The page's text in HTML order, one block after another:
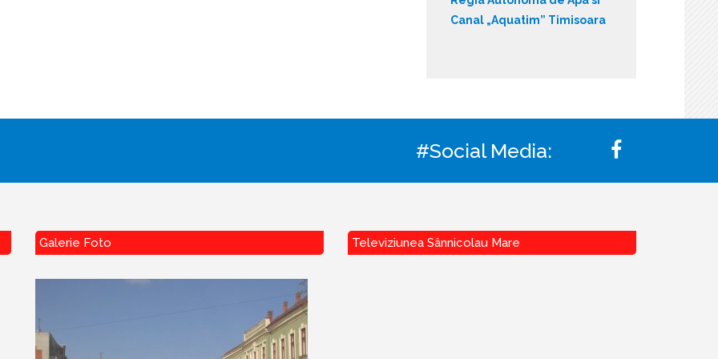
Canal „Aquatim” Timisoara
#Social Media:
Galerie Foto Televiziunea Sânnicolau Mare